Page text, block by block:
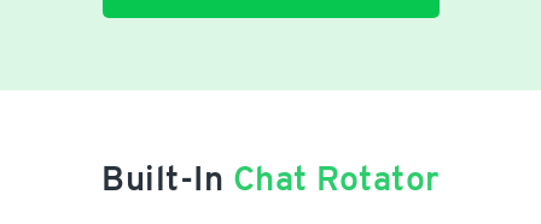
Built-In Chat Rotator